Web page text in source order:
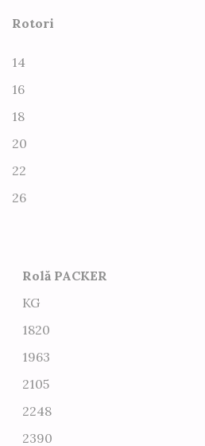
Rotori
14
16
18
20
22
26
Rolă PACKER
KG
1820
1963
2105
2248
2390